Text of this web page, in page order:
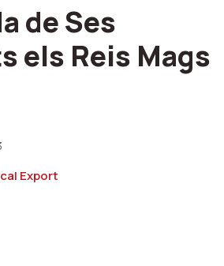
de Ses
els Reis Mags
Export